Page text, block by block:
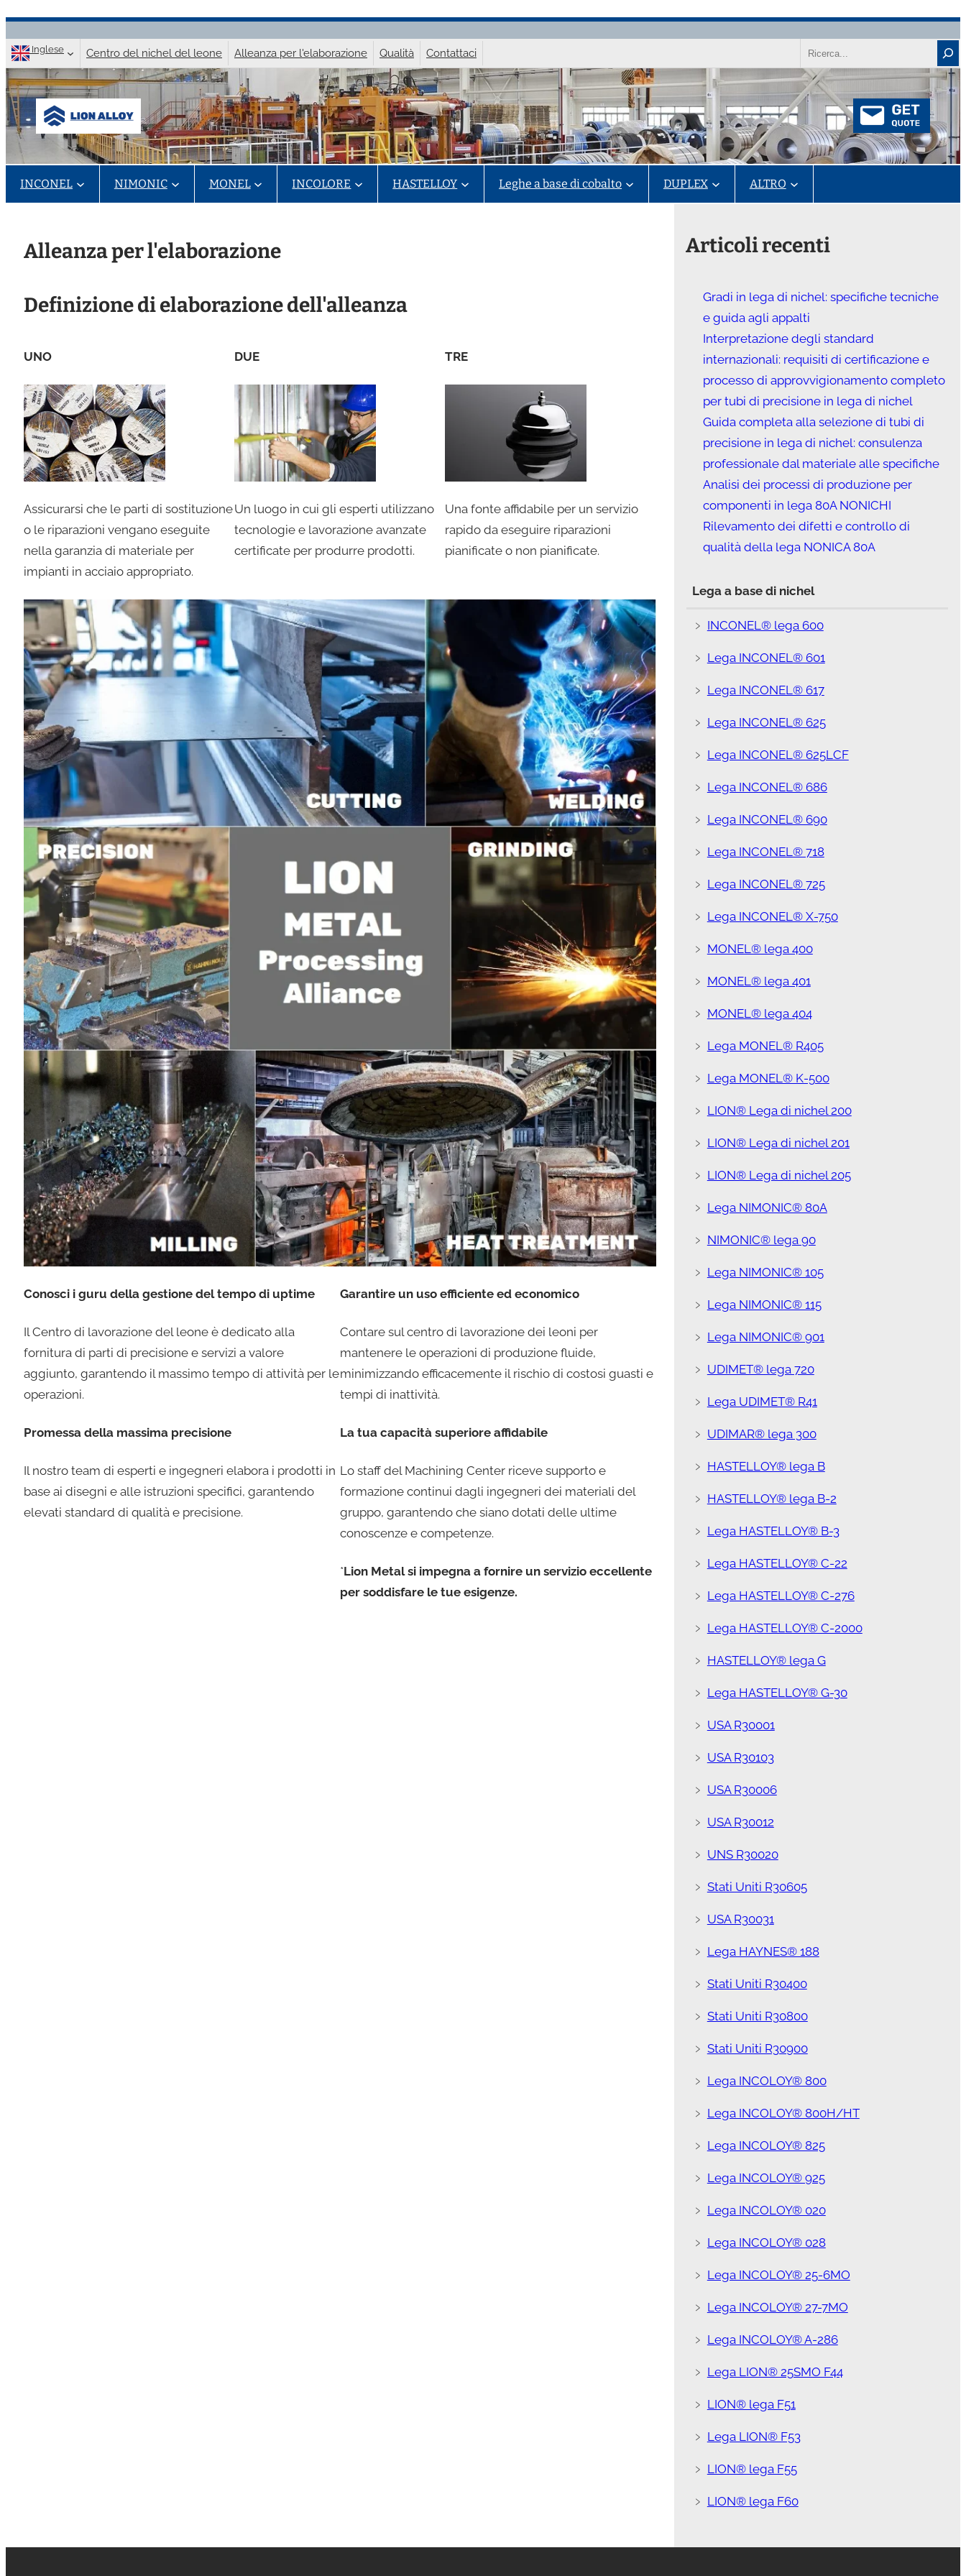
al
contenuto
Inglese Centro del nichel del leone Alleanza per l'elaborazione Qualità Contattaci Ricerca
INCONEL NIMONIC MONEL INCOLORE HASTELLOY Leghe a base di cobalto DUPLEX ALTRO
Alleanza per l'elaborazione
Definizione di elaborazione dell'alleanza
UNO
Assicurarsi che le parti di sostituzione
o le riparazioni vengano eseguite
nella garanzia di materiale per
impianti in acciaio appropriato.
DUE
Un luogo in cui gli esperti utilizzano
tecnologie e lavorazione avanzate
certificate per produrre prodotti.
TRE
Una fonte affidabile per un servizio
rapido da eseguire riparazioni
pianificate o non pianificate.
Conosci i guru della gestione del tempo di uptime
Il Centro di lavorazione del leone è dedicato alla
fornitura di parti di precisione e servizi a valore
aggiunto, garantendo il massimo tempo di attività per le
operazioni.
Promessa della massima precisione
Il nostro team di esperti e ingegneri elabora i prodotti in
base ai disegni e alle istruzioni specifici, garantendo
elevati standard di qualità e precisione.
Garantire un uso efficiente ed economico
Contare sul centro di lavorazione dei leoni per
mantenere le operazioni di produzione fluide,
minimizzando efficacemente il rischio di costosi guasti e
tempi di inattività.
La tua capacità superiore affidabile
Lo staff del Machining Center riceve supporto e
formazione continui dagli ingegneri dei materiali del
gruppo, garantendo che siano dotati delle ultime
conoscenze e competenze.
*Lion Metal si impegna a fornire un servizio eccellente
per soddisfare le tue esigenze.
Articoli recenti
Gradi in lega di nichel: specifiche tecniche
e guida agli appalti
Interpretazione degli standard
internazionali: requisiti di certificazione e
processo di approvvigionamento completo
per tubi di precisione in lega di nichel
Guida completa alla selezione di tubi di
precisione in lega di nichel: consulenza
professionale dal materiale alle specifiche
Analisi dei processi di produzione per
componenti in lega 80A NONICHI
Rilevamento dei difetti e controllo di
qualità della lega NONICA 80A
Lega a base di nichel
﹥ INCONEL® lega 600
﹥ Lega INCONEL® 601
﹥ Lega INCONEL® 617
﹥ Lega INCONEL® 625
﹥ Lega INCONEL® 625LCF
﹥ Lega INCONEL® 686
﹥ Lega INCONEL® 690
﹥ Lega INCONEL® 718
﹥ Lega INCONEL® 725
﹥ Lega INCONEL® X-750
﹥ MONEL® lega 400
﹥ MONEL® lega 401
﹥ MONEL® lega 404
﹥ Lega MONEL® R405
﹥ Lega MONEL® K-500
﹥ LION® Lega di nichel 200
﹥ LION® Lega di nichel 201
﹥ LION® Lega di nichel 205
﹥ Lega NIMONIC® 80A
﹥ NIMONIC® lega 90
﹥ Lega NIMONIC® 105
﹥ Lega NIMONIC® 115
﹥ Lega NIMONIC® 901
﹥ UDIMET® lega 720
﹥ Lega UDIMET® R41
﹥ UDIMAR® lega 300
﹥ HASTELLOY® lega B
﹥ HASTELLOY® lega B-2
﹥ Lega HASTELLOY® B-3
﹥ Lega HASTELLOY® C-22
﹥ Lega HASTELLOY® C-276
﹥ Lega HASTELLOY® C-2000
﹥ HASTELLOY® lega G
﹥ Lega HASTELLOY® G-30
﹥ USA R30001
﹥ USA R30103
﹥ USA R30006
﹥ USA R30012
﹥ UNS R30020
﹥ Stati Uniti R30605
﹥ USA R30031
﹥ Lega HAYNES® 188
﹥ Stati Uniti R30400
﹥ Stati Uniti R30800
﹥ Stati Uniti R30900
﹥ Lega INCOLOY® 800
﹥ Lega INCOLOY® 800H/HT
﹥ Lega INCOLOY® 825
﹥ Lega INCOLOY® 925
﹥ Lega INCOLOY® 020
﹥ Lega INCOLOY® 028
﹥ Lega INCOLOY® 25-6MO
﹥ Lega INCOLOY® 27-7MO
﹥ Lega INCOLOY® A-286
﹥ Lega LION® 25SMO F44
﹥ LION® lega F51
﹥ Lega LION® F53
﹥ LION® lega F55
﹥ LION® lega F60